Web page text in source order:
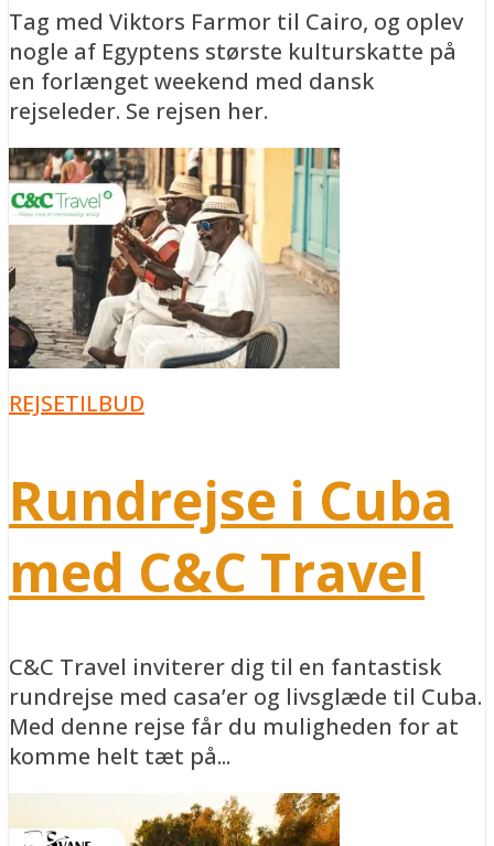
Tag med Viktors Farmor til Cairo, og oplev
nogle af Egyptens største kulturskatte på
en forlænget weekend med dansk
rejseleder. Se rejsen her.
REJSETILBUD
Rundrejse i Cuba
med C&C Travel
C&C Travel inviterer dig til en fantastisk
rundrejse med casa’er og livsglæde til Cuba.
Med denne rejse får du muligheden for at
komme helt tæt på...